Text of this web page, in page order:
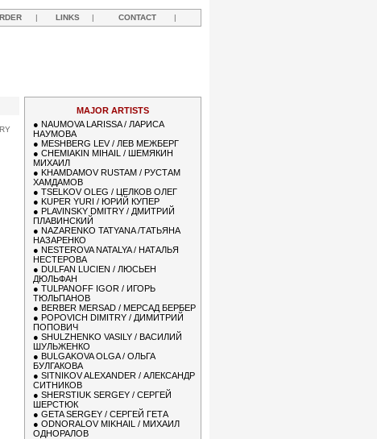
| LINKS | CONTACT |
MAJOR ARTISTS
● NAUMOVA LARISSA / ЛАРИСА
НАУМОВА
● MESHBERG LEV / ЛЕВ МЕЖБЕРГ
● CHEMIAKIN MIHAIL / ШЕМЯКИН
МИХАИЛ
● KHAMDAMOV RUSTAM / РУСТАМ
ХАМДАМОВ
● TSELKOV OLEG / ЦЕЛКОВ ОЛЕГ
● KUPER YURI / ЮРИЙ КУПЕР
● PLAVINSKY DMITRY / ДМИТРИЙ
ПЛАВИНСКИЙ
● NAZARENKO TATYANA /ТАТЬЯНА
НАЗАРЕНКО
● NESTEROVA NATALYA / НАТАЛЬЯ
НЕСТЕРОВА
● DULFAN LUCIEN / ЛЮСЬЕН
ДЮЛЬФАН
● TULPANOFF IGOR / ИГОРЬ
ТЮЛЬПАНОВ
● BERBER MERSAD / МЕРСАД БЕРБЕР
● POPOVICH DIMITRY / ДИМИТРИЙ
ПОПОВИЧ
● SHULZHENKO VASILY / ВАСИЛИЙ
ШУЛЬЖЕНКО
● BULGAKOVA OLGA / ОЛЬГА
БУЛГАКОВА
● SITNIKOV ALEXANDER / АЛЕКСАНДР
СИТНИКОВ
● SHERSTIUK SERGEY / СЕРГЕЙ
ШЕРСТЮК
● GETA SERGEY / СЕРГЕЙ ГЕТА
● ODNORALOV MIKHAIL / МИХАИЛ
ОДНОРАЛОВ